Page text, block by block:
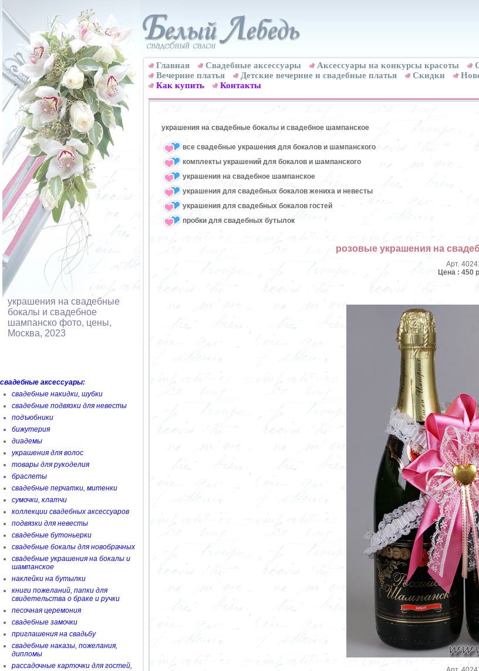
украшения на свадебные
бокалы и свадебное
шампанско фото, цены,
Москва, 2023
свадебные аксессуары:
свадебные накидки, шубки
свадебные подвязки для невесты
подъюбники
бижутерия
диадемы
украшения для волос
товары для рукоделия
браслеты
свадебные перчатки, митенки
сумочки, клатчи
коллекции свадебных аксессуаров
подвязки для невесты
свадебные бутоньерки
свадебные бокалы для новобрачных
свадебные украшения на бокалы и
шампанское
наклейки на бутылки
книги пожеланий, папки для
свидетельства о браке и ручки
песочная церемония
свадебные замочки
приглашения на свадьбу
свадебные наказы, пожелания,
дипломы
рассадочные карточки для гостей,
Главная Свадебные аксессуары Аксессуары на конкурсы красоты
Вечерние платья
Детские вечерние и свадебные платья Скидки
Как купить
Контакты
украшения на свадебные бокалы и свадебное шампанское
все свадебные украшения для бокалов и шампанского
комплекты украшений для бокалов и шампанского
украшения на свадебное шампанское
украшения для свадебных бокалов жениха и невесты
украшения для свадебных бокалов гостей
пробки для свадебных бутылок
розовые украшения на
Арт.
Цена : 450